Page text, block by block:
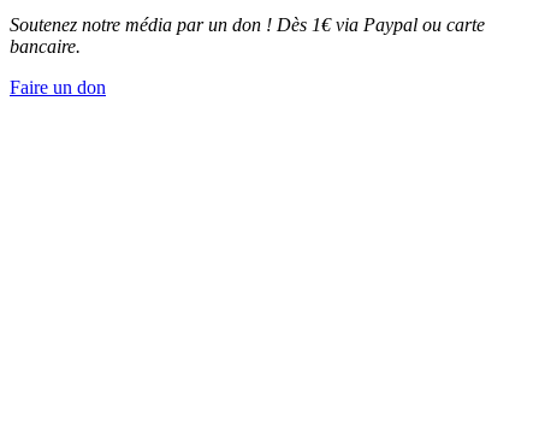
Soutenez notre média par un don ! Dès 1€ via Paypal ou carte
bancaire.
Faire un don